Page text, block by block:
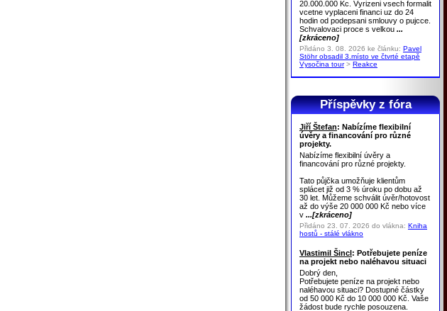
20.000.000 Kc. Vyrizeni vsech formalit
vcetne vyplaceni financi uz do 24
hodin od podepsani smlouvy o pujcce.
Schvalovaci proce s velkou ...
[zkráceno]
Přidáno 3. 08. 2026 ke článku: Pavel
Stöhr obsadil 3.místo ve čtvrté etapě
Vysočina tour> Reakce
Příspěvky z fóra
Jiří Štefan: Nabízíme flexibilní
úvěry a financování pro různé
projekty.
Nabízíme flexibilní úvěry a
financování pro různé projekty.
Tato půjčka umožňuje klientům
splácet již od 3 % úroku po dobu až
30 let. Můžeme schválit úvěr/hotovost
až do výše 20 000 000 Kč nebo více
v ...[zkráceno]
Přidáno 23. 07. 2026 do vlákna: Kniha
hostů - stálé vlákno
Vlastimil Šincl: Potřebujete peníze
na projekt nebo naléhavou situaci
Dobrý den,
Potřebujete peníze na projekt nebo
naléhavou situaci? Dostupné částky
od 50 000 Kč do 10 000 000 Kč. Vaše
žádost bude rychle posouzena.